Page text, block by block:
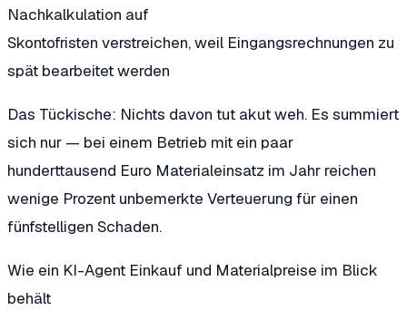
Nachkalkulation auf
Skontofristen verstreichen, weil Eingangsrechnungen zu
spät bearbeitet werden
Das Tückische: Nichts davon tut akut weh. Es summiert
sich nur — bei einem Betrieb mit ein paar
hunderttausend Euro Materialeinsatz im Jahr reichen
wenige Prozent unbemerkte Verteuerung für einen
fünfstelligen Schaden.
Wie ein KI-Agent Einkauf und Materialpreise im Blick
behält